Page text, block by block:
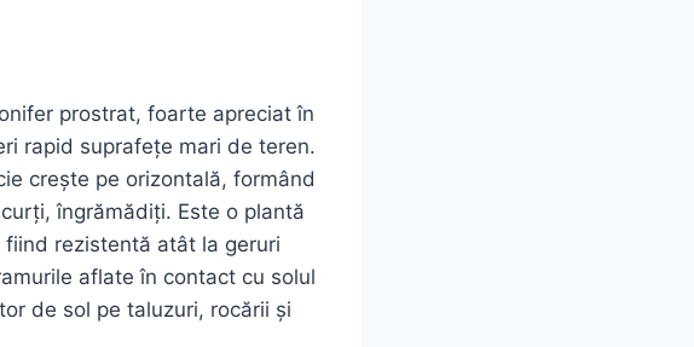
prostrat, foarte apreciat în
rapid suprafețe mari de teren.
crește pe orizontală, formând
îngrămădiți. Este o plantă
rezistentă atât la geruri
aflate în contact cu solul
de sol pe taluzuri, rocării și